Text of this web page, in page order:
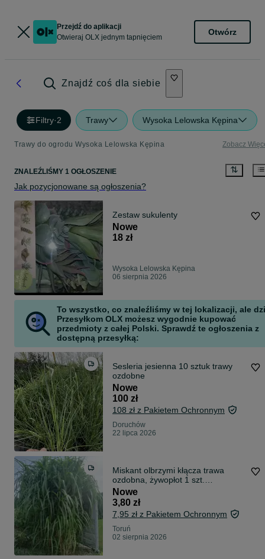
Przejdź do aplikacji
Otwieraj OLX jednym tapnięciem
Otwórz
Znajdź coś dla siebie
Filtry·2 Trawy Wysoka Lelowska Kępina
Trawy do ogrodu Wysoka Lelowska Kępina Zobacz
ZNALEŹLIŚMY 1 OGŁOSZENIE
Jak pozycjonowane są ogłoszenia?
Zestaw sukulenty
Nowe
18 zł
Wysoka Lelowska Kępina
06 sierpnia 2026
To wszystko, co znaleźliśmy w tej lokalizacji, ale
Przesyłkom OLX możesz wygodnie kupować
przedmioty z całej Polski. Sprawdź te ogłoszenia z
dostępną przesyłką:
Sesleria jesienna 10 sztuk trawy
ozdobne
Nowe
100 zł
108 zł z Pakietem Ochronnym
Doruchów
22 lipca 2026
Miskant olbrzymi kłącza trawa
ozdobna, żywopłot 1 szt.
mrozoodporność
Nowe
3,80 zł
7,95 zł z Pakietem Ochronnym
Toruń
02 sierpnia 2026